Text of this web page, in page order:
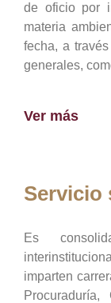
de oficio por
materia
fecha, a
generales,
Ver más
Servicio
Es
imparten